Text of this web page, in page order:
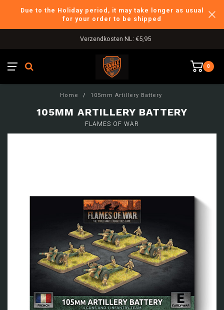
Due to the Holiday period, it may take longer as usual
for your order to be shipped
Verzendkosten NL: €5,95
0
Home / 105mm Artillery Battery
105MM ARTILLERY BATTERY
FLAMES OF WAR